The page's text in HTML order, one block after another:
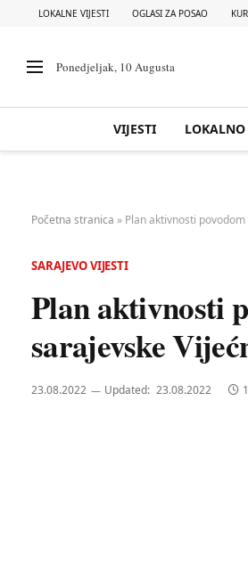
LOKALNE VIJESTI OGLASI ZA POSAO
Ponedjeljak, 10 Augusta
VIJESTI LOKALNO
Početna stranica » Plan aktivnosti
SARAJEVO VIJESTI
Plan aktivnosti
sarajevske
23.08.2022 Updated: 23.08.2022